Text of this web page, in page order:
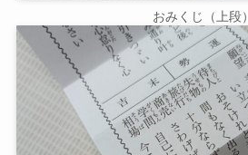
おみくじ（上段）